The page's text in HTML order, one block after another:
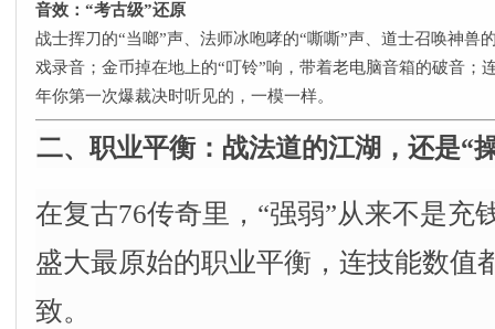
音效：“考古级”还原
战士挥刀的“当啷”声、法师冰咆哮的“嘶嘶”声、道士召唤神兽
戏录音；金币掉在地上的“叮铃”响，带着老电脑音箱的破音；
年你第一次爆裁决时听见的，一模一样。
二、职业平衡：战法道的江湖，还是“
在复古76传奇里，“强弱”从来不是
盛大最原始的职业平衡，连技能数值
致。